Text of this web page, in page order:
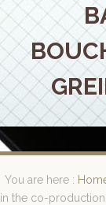
You are here :
in the co-